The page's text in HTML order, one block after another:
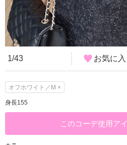
1/43 お気に入
オフホワイト／M ×
身長155
このコーデ使用ア